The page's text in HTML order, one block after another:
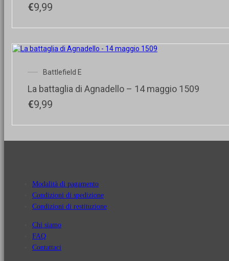
€9,99
Battlefield E
La battaglia di Agnadello – 14 maggio 1509
€9,99
Modalità di pagamento
Condizioni di spedizione
Condizioni di restituzione
Chi siamo
FAQ
Contattaci